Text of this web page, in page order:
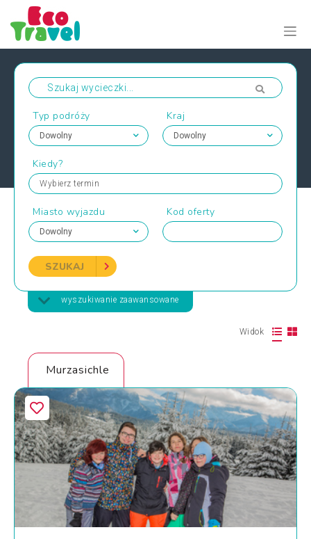
Typ podróży Kraj
Kiedy?
Wybierz termin
Miasto wyjazdu Kod oferty
SZUKAJ
wyszukiwanie zaawansowane
Widok
Murzasichle